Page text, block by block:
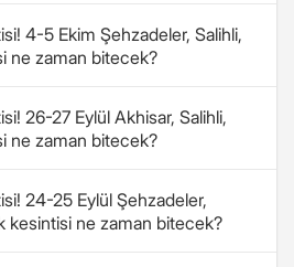
4-5 Ekim Şehzadeler, Salihli,
ne zaman bitecek?
26-27 Eylül Akhisar, Salihli,
ne zaman bitecek?
24-25 Eylül Şehzadeler,
kesintisi ne zaman bitecek?